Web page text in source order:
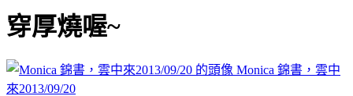
穿厚燒喔~
Monica 錦書，雲中
來2013/09/20